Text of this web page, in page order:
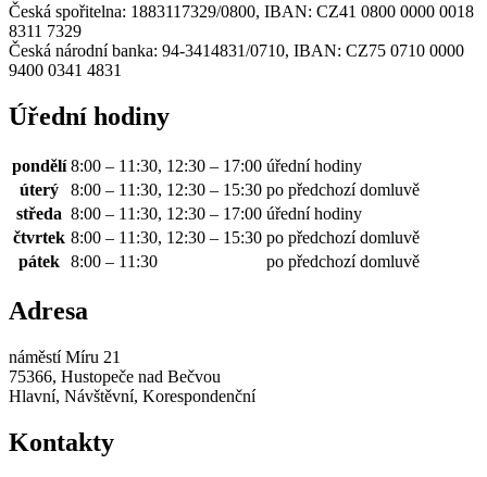
Česká spořitelna: 1883117329/0800, IBAN: CZ41 0800 0000 0018
8311 7329
Česká národní banka: 94-3414831/0710, IBAN: CZ75 0710 0000
9400 0341 4831
Úřední hodiny
pondělí 8:00 – 11:30, 12:30 – 17:00 úřední hodiny
úterý
8:00 – 11:30, 12:30 – 15:30 po předchozí domluvě
středa 8:00 – 11:30, 12:30 – 17:00 úřední hodiny
čtvrtek 8:00 – 11:30, 12:30 – 15:30 po předchozí domluvě
pátek 8:00 – 11:30 po předchozí domluvě
Adresa
náměstí Míru 21
75366, Hustopeče nad Bečvou
Hlavní, Návštěvní, Korespondenční
Kontakty